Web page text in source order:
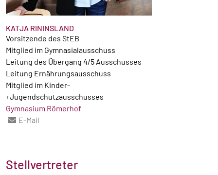
KATJA RININSLAND
Vorsitzende des StEB
Mitglied im Gymnasialausschuss
Leitung des Übergang 4/5 Ausschusses
Leitung Ernährungsausschuss
Mitglied im Kinder-
+Jugendschutzausschusses
Gymnasium Römerhof
E-Mail
Stellvertreter